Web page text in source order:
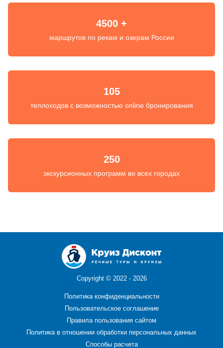
4500 +
маршрутов по рекам и озерам России
105
теплоходов с возможностью online бронирования
250
экскурсионных программ во всех городах
Copyright © 2022 - 2026
Политика конфиденциальности
Пользовательское соглашение
Правила пользования сайтом
Политика в отношении обработки персональных данных
Способы расчета